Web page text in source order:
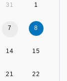
31 1
7 8
14 15
21 22